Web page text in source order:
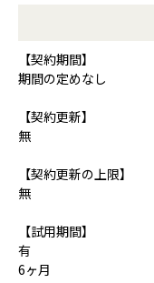
【契約期間】
期間の定めなし
【契約更新】
無
【契約更新の上限】
無
【試用期間】
有
6ヶ月